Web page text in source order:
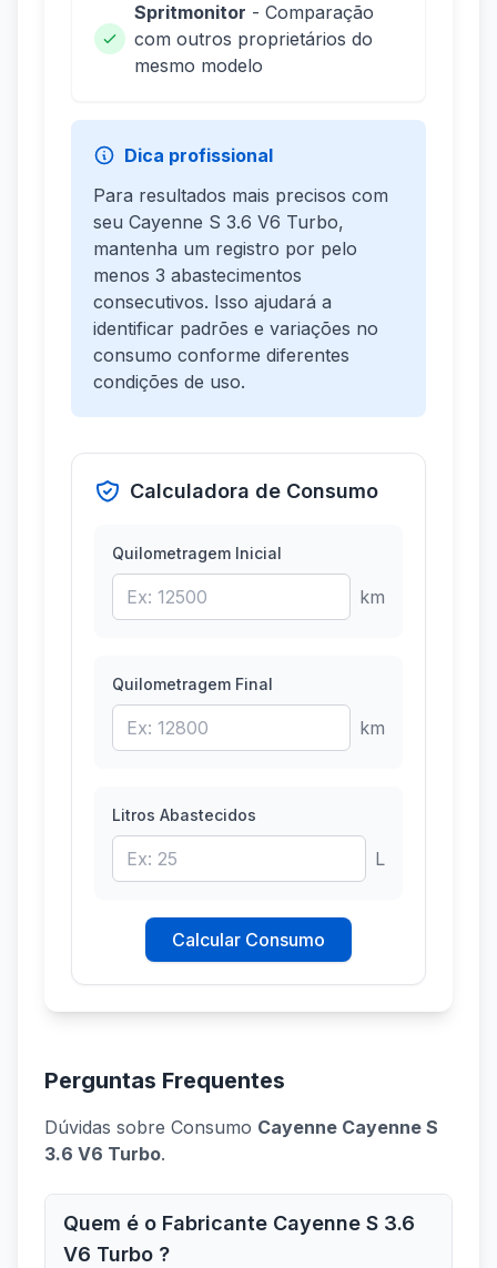
Spritmonitor - Comparação
com outros proprietários do
mesmo modelo
Dica profissional
Para resultados mais precisos com
seu Cayenne S 3.6 V6 Turbo,
mantenha um registro por pelo
menos 3 abastecimentos
consecutivos. Isso ajudará a
identificar padrões e variações no
consumo conforme diferentes
condições de uso.
Calculadora de Consumo
Quilometragem Inicial
km
Quilometragem Final
km
Litros Abastecidos
L
Calcular Consumo
Perguntas Frequentes
Dúvidas sobre Consumo Cayenne Cayenne S
3.6 V6 Turbo.
Quem é o Fabricante Cayenne S 3.6
V6 Turbo ?